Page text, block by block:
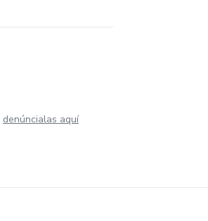
denúncialas aquí